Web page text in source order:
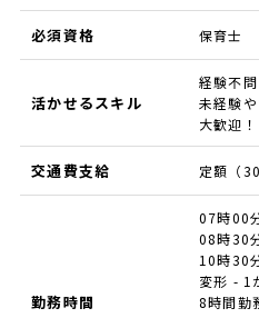
必須資格 保育士
活かせるスキル
経験不問
未経験
大歓迎！
交通費支給 定額（
勤務時間
07時00
08時30
10時30
変形 - 1
8時間